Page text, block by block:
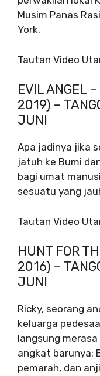
Musim Panas
York.
Tautan Video
EVIL ANGEL
2019) –
JUNI
Apa jadinya jika
jatuh ke Bumi
bagi umat
sesuatu yang
Tautan Video
HUNT FOR
2016) –
JUNI
Ricky, seorang
keluarga
langsung
angkat barunya:
pemarah, dan